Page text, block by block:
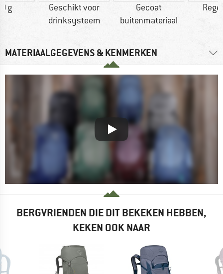
g
Geschikt voor
drinksysteem
Gecoat
buitenmateriaal
MATERIAALGEGEVENS & KENMERKEN
BERGVRIENDEN DIE DIT BEKEKEN HEBBEN,
KEKEN OOK NAAR